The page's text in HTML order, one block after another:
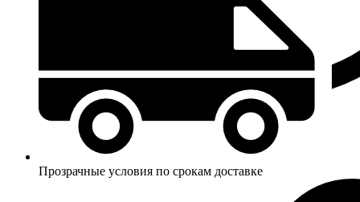
Прозрачные условия по срокам доставке